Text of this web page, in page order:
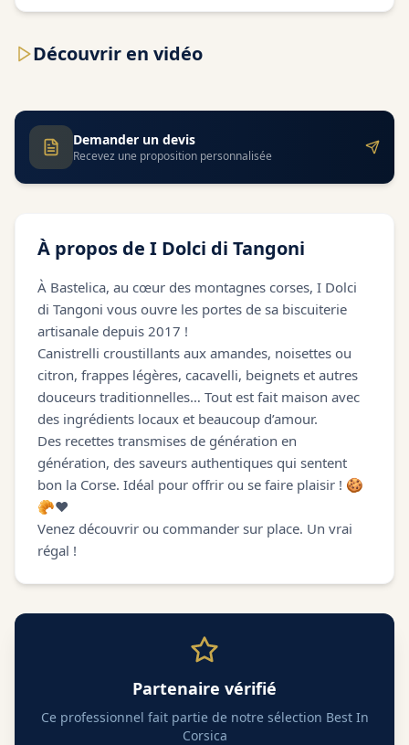
Découvrir en vidéo
Demander un devis
Recevez une proposition personnalisée
À propos de I Dolci di Tangoni
À Bastelica, au cœur des montagnes corses, I Dolci
di Tangoni vous ouvre les portes de sa biscuiterie
artisanale depuis 2017 !
Canistrelli croustillants aux amandes, noisettes ou
citron, frappes légères, cacavelli, beignets et autres
douceurs traditionnelles… Tout est fait maison avec
des ingrédients locaux et beaucoup d’amour.
Des recettes transmises de génération en
génération, des saveurs authentiques qui sentent
bon la Corse. Idéal pour offrir ou se faire plaisir ! 🍪
🥐❤️
Venez découvrir ou commander sur place. Un vrai
régal !
Partenaire vérifié
Ce professionnel fait partie de notre sélection Best In
Corsica